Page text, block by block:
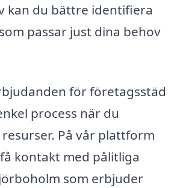
kan du bättre identifiera
passar just dina behov
för företagsstäd
process när du
På vår plattform
kontakt med pålitliga
som erbjuder